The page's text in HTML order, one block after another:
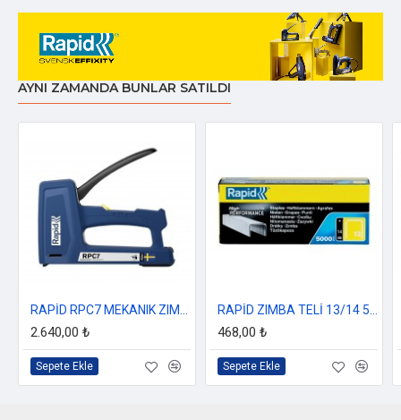
AYNI ZAMANDA BUNLAR SATILDI
2.640,00 ₺
Sepete Ekle
468,00 ₺
Sepete Ekle